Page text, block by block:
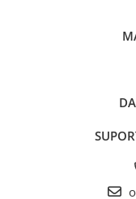
Tubulare 1/2 si